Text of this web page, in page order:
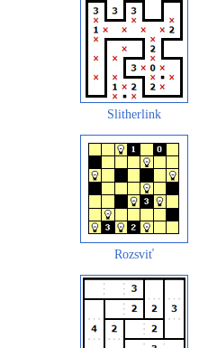
Slitherlink
Rozsviť